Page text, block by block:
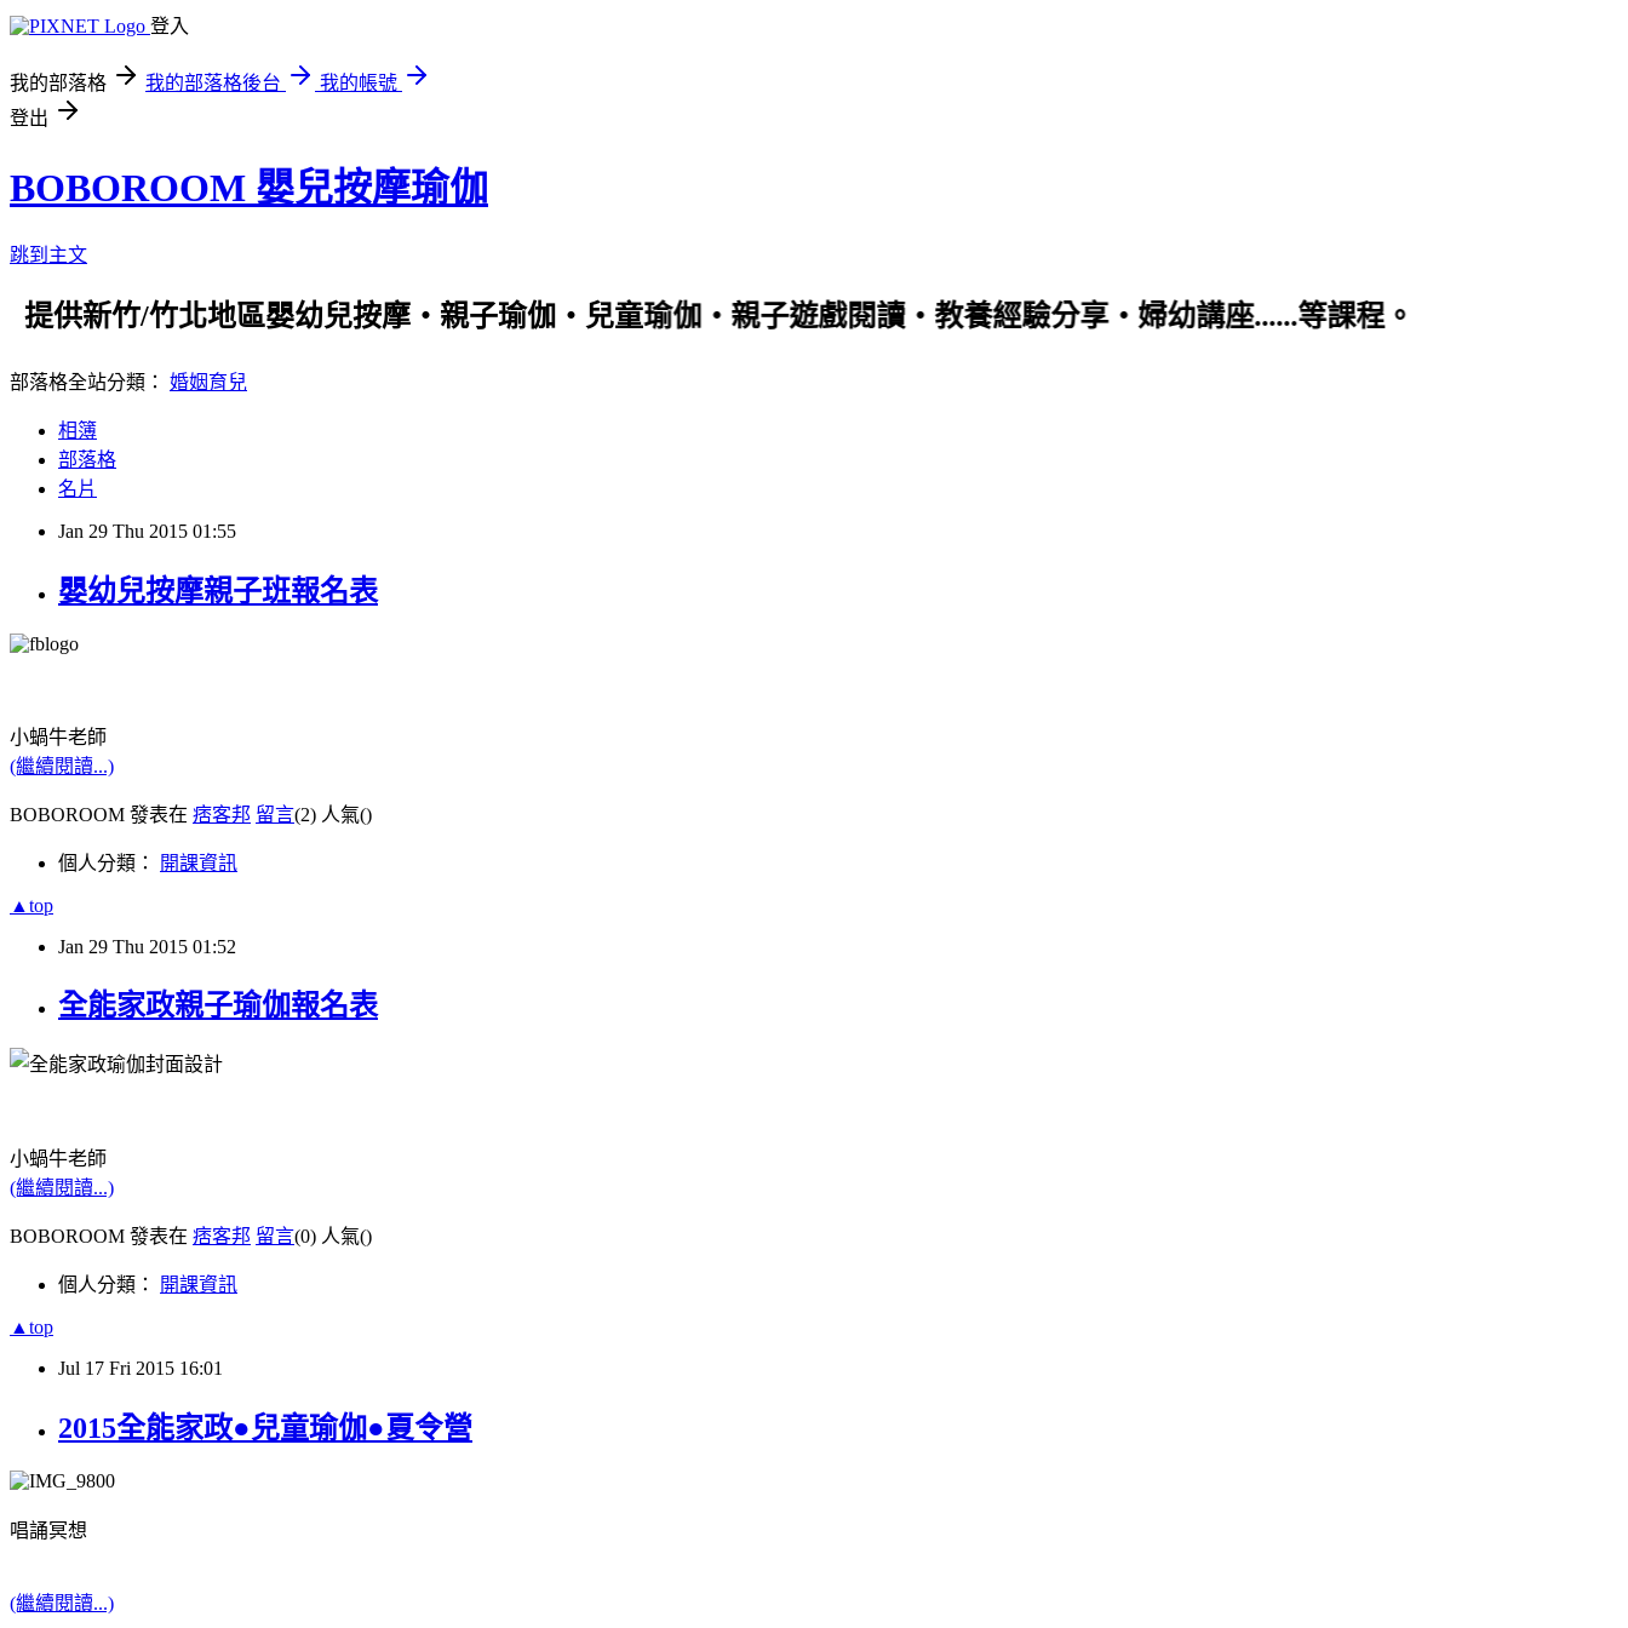
登入
我的部落格 我的部落格後台
我的帳號
登出
BOBOROOM 嬰兒按摩瑜伽
跳到主文
提供新竹/竹北地區嬰幼兒按摩‧親子瑜伽‧兒童瑜伽‧親子遊戲閱讀‧教養經驗分享‧婦幼講座......等課程。
部落格全站分類： 婚姻育兒
相簿
部落格
名片
Jan 29 Thu 2015 01:55
嬰幼兒按摩親子班報名表
小蝸牛老師
(繼續閱讀...)
BOBOROOM 發表在 痞客邦 留言(2) 人氣()
個人分類： 開課資訊
▲top
Jan 29 Thu 2015 01:52
全能家政親子瑜伽報名表
小蝸牛老師
(繼續閱讀...)
BOBOROOM 發表在 痞客邦 留言(0) 人氣()
個人分類： 開課資訊
▲top
Jul 17 Fri 2015 16:01
2015全能家政●兒童瑜伽●夏令營
唱誦冥想
(繼續閱讀...)